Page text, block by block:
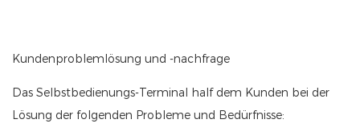
Kundenproblemlösung und -nachfrage
Das Selbstbedienungs-Terminal half dem Kunden bei der
Lösung der folgenden Probleme und Bedürfnisse: